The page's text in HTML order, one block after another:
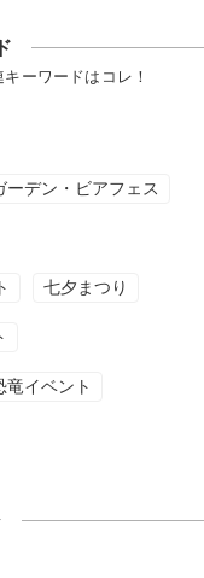
ーワードはコレ！
ーデン・ビアフェス
七夕まつり
竜イベント